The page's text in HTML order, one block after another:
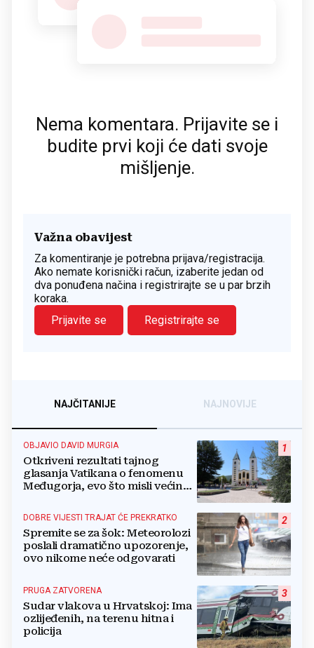
Nema komentara. Prijavite se i
budite prvi koji će dati svoje
mišljenje.
Važna obavijest
Za komentiranje je potrebna prijava/registracija.
Ako nemate korisnički račun, izaberite jedan od
dva ponuđena načina i registrirajte se u par brzih
koraka.
Prijavite se
Registrirajte se
NAJČITANIJE NAJNOVIJE
1
OBJAVIO DAVID MURGIA
Otkriveni rezultati tajnog
glasanja Vatikana o fenomenu
Međugorja, evo što misli većina
2
DOBRE VIJESTI TRAJAT ĆE PREKRATKO
Spremite se za šok: Meteorolozi
poslali dramatično upozorenje,
ovo nikome neće odgovarati
3
PRUGA ZATVORENA
Sudar vlakova u Hrvatskoj: Ima
ozlijeđenih, na terenu hitna i
policija